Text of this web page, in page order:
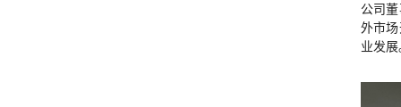
公司
外市
业发